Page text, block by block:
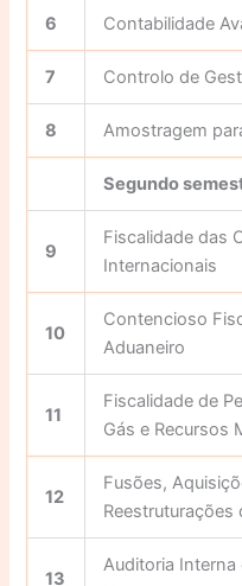
6 Contabilidade
7 Controlo de
8 Amostragem
Segundo
9
Fiscalidade das
Internacionais
10
Contencioso
Aduaneiro
11
Fiscalidade de
Gás e Recursos
12
Fusões,
Reestruturações
13
Auditoria Interna